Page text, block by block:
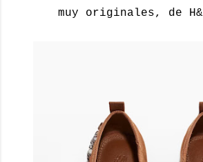
muy originales, de